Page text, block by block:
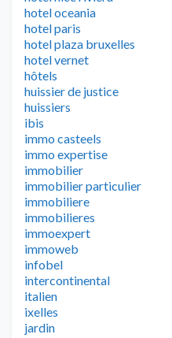
hotel oceania
hotel paris
hotel plaza bruxelles
hotel vernet
hôtels
huissier de justice
huissiers
ibis
immo casteels
immo expertise
immobilier
immobilier particulier
immobiliere
immobilieres
immoexpert
immoweb
infobel
intercontinental
italien
ixelles
jardin